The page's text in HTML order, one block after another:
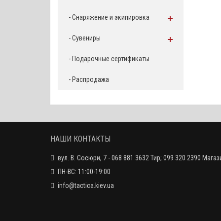
- Снаряжение и экипировка
- Сувениры
- Подарочные сертификаты
- Распродажа
НАШИ КОНТАКТЫ
вул. В. Сосюри, 7 - 068 881 3632 Тир; 099 320 2390
ПН-ВС: 11:00-19:00
info@tactica.kiev.ua